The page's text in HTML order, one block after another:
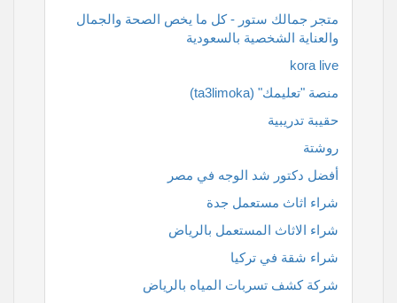
متجر جمالك ستور - كل ما يخص الصحة والجمال
والعناية الشخصية بالسعودية
kora live
منصة "تعليمك" (ta3limoka)
حقيبة تدريبية
روشتة
أفضل دكتور شد الوجه في مصر
شراء اثاث مستعمل جدة
شراء الاثاث المستعمل بالرياض
شراء شقة في تركيا
شركة كشف تسربات المياه بالرياض